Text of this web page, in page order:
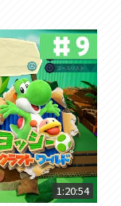
1:20:54